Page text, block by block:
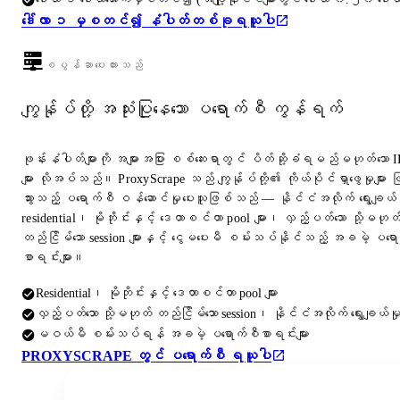
ဒေါ်လာ ၁ မှစတင်၍ နံပါတ်တစ်ခုရယူပါ
စပွန်ဆာပေးထားသည်
ကျွန်ုပ်တို့ အသုံးပြုနေသော ပရောက်စီ ကွန်ရက်
ဖုန်းနံပါတ်များကို အများအပြား စစ်ဆေးရာတွင် ပိတ်ဆို့ခံရမည်မဟုတ်သော
များ လိုအပ်သည်။ ProxyScrape သည် ကျွန်ုပ်တို့၏ ကိုယ်ပိုင်ရှာဖွေမှုများ
သွားသည့် ပရောက်စီ ဝန်ဆောင်မှုပေးသူဖြစ်သည် — နိုင်ငံအလိုက် ရွေးချယ်
residential၊ မိုဘိုင်းနှင့် ဒေတာစင်တာ pool များ၊ လှည့်ပတ်သော သို့မဟု
တည်ငြိမ်သော session များနှင့် ငွေမပေးမီ စမ်းသပ်နိုင်သည့် အခမဲ့ ပရ
စာရင်းများ။
Residential၊ မိုဘိုင်းနှင့် ဒေတာစင်တာ pool များ
လှည့်ပတ်သော သို့မဟုတ် တည်ငြိမ်သော session၊ နိုင်ငံအလိုက် ရွေးချယ်မှု
မဝယ်မီ စမ်းသပ်ရန် အခမဲ့ ပရောက်စီစာရင်းများ
PROXYSCRAPE တွင် ပရောက်စီ ရယူပါ